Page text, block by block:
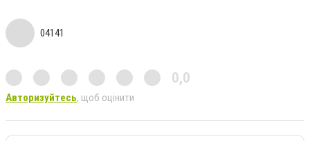
04141
0,0
Авторизуйтесь, щоб оцінити